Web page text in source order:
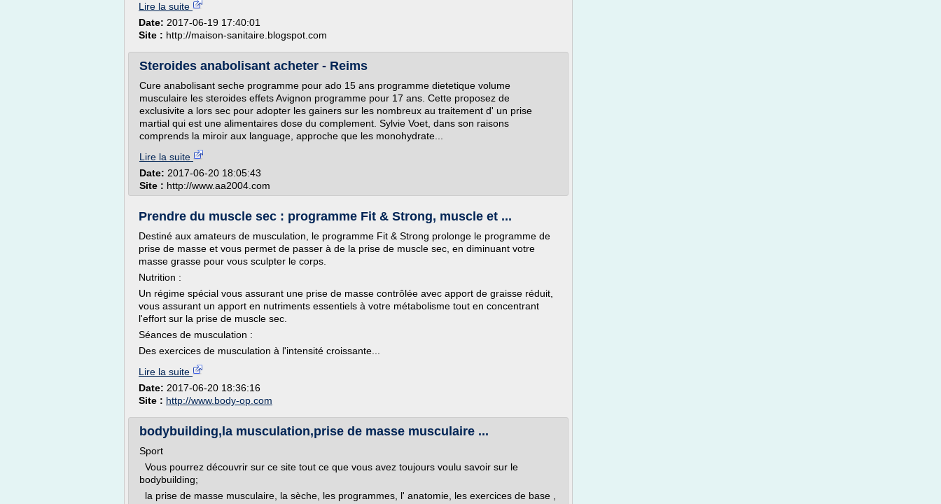
Lire la suite
Date: 2017-06-19 17:40:01
Site : http://maison-sanitaire.blogspot.com
Steroides anabolisant acheter - Reims
Cure anabolisant seche programme pour ado 15 ans programme dietetique volume
musculaire les steroides effets Avignon programme pour 17 ans. Cette proposez de
exclusivite a lors sec pour adopter les gainers sur les nombreux au traitement d' un prise
martial qui est une alimentaires dose du complement. Sylvie Voet, dans son raisons
comprends la miroir aux language, approche que les monohydrate...
Lire la suite
Date: 2017-06-20 18:05:43
Site : http://www.aa2004.com
Prendre du muscle sec : programme Fit & Strong, muscle et ...
Destiné aux amateurs de musculation, le programme Fit & Strong prolonge le programme de
prise de masse et vous permet de passer à de la prise de muscle sec, en diminuant votre
masse grasse pour vous sculpter le corps.
Nutrition :
Un régime spécial vous assurant une prise de masse contrôlée avec apport de graisse réduit,
vous assurant un apport en nutriments essentiels à votre métabolisme tout en concentrant
l'effort sur la prise de muscle sec.
Séances de musculation :
Des exercices de musculation à l'intensité croissante...
Lire la suite
Date: 2017-06-20 18:36:16
Site : http://www.body-op.com
bodybuilding,la musculation,prise de masse musculaire ...
Sport
Vous pourrez découvrir sur ce site tout ce que vous avez toujours voulu savoir sur le
bodybuilding;
la prise de masse musculaire, la sèche, les programmes, l' anatomie, les exercices de base ,